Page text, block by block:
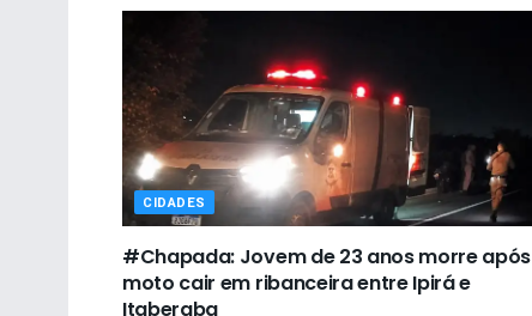
CIDADES
#Chapada: Jovem de 23 anos morre após
moto cair em ribanceira entre Ipirá e
Itaberaba